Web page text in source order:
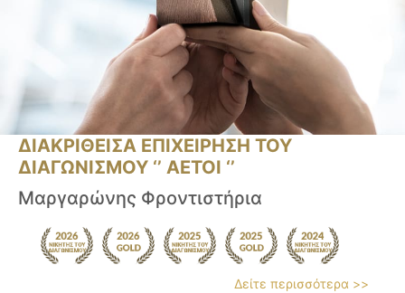
ΔΙΑΚΡΙΘΕΙΣΑ ΕΠΙΧΕΙΡΗΣΗ ΤΟΥ
ΔΙΑΓΩΝΙΣΜΟΥ ‘’ ΑΕΤΟΙ ‘’
Μαργαρώνης Φροντιστήρια
Δείτε περισσότερα >>